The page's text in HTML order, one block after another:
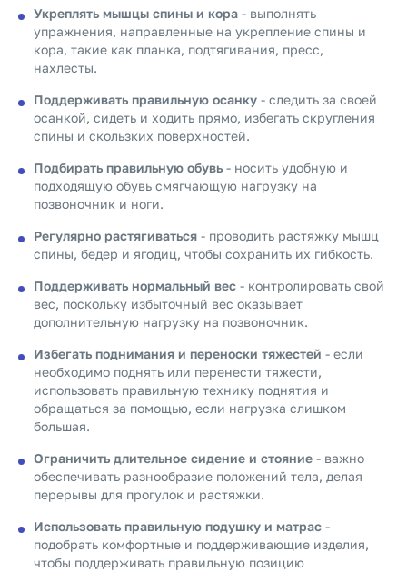
Укреплять мышцы спины и кора - выполнять
упражнения, направленные на укрепление спины и
кора, такие как планка, подтягивания, пресс,
нахлесты.
Поддерживать правильную осанку - следить за своей
осанкой, сидеть и ходить прямо, избегать скругления
спины и скользких поверхностей.
Подбирать правильную обувь - носить удобную и
подходящую обувь смягчающую нагрузку на
позвоночник и ноги.
Регулярно растягиваться - проводить растяжку мышц
спины, бедер и ягодиц, чтобы сохранить их гибкость.
Поддерживать нормальный вес - контролировать свой
вес, поскольку избыточный вес оказывает
дополнительную нагрузку на позвоночник.
Избегать поднимания и переноски тяжестей - если
необходимо поднять или перенести тяжести,
использовать правильную технику поднятия и
обращаться за помощью, если нагрузка слишком
большая.
Ограничить длительное сидение и стояние - важно
обеспечивать разнообразие положений тела, делая
перерывы для прогулок и растяжки.
Использовать правильную подушку и матрас -
подобрать комфортные и поддерживающие изделия,
чтобы поддерживать правильную позицию